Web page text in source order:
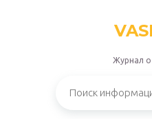
Журнал о